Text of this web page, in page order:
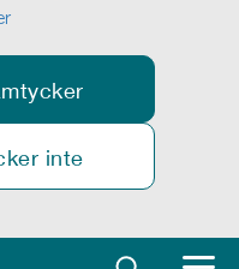
inte